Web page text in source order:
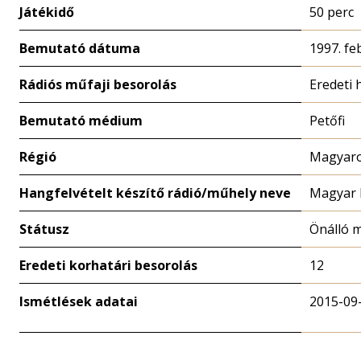
Játékidő 50 perc
Bemutató dátuma 1997.
Rádiós műfaji besorolás Eredeti
Bemutató médium Petőfi
Régió
Hangfelvételt készítő rádió/műhely neve Magyar
Státusz Önálló
Eredeti korhatári besorolás 12
Ismétlések adatai 2015-